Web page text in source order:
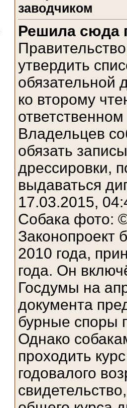
заводчиком
Решила сюда
утвердить
обязательной
ко второму
Владельцев
обязать
дрессировки,
выдаваться
17.03.2015,
Собака фото:
Законопроект
2010 года,
года. Он
Госдумы на
документа
бурные споры
Однако
проходить
годовалого